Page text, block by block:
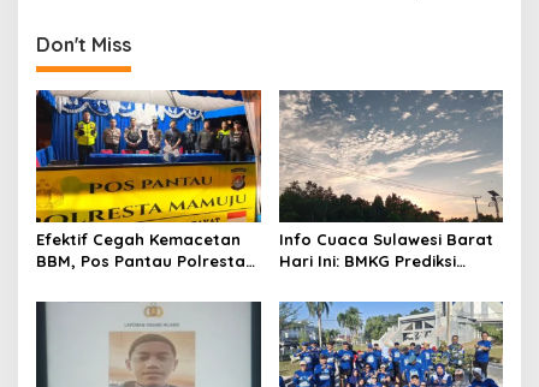
t
n
a
v
i
g
a
t
i
o
n
Don't Miss
Efektif Cegah Kemacetan
BBM, Pos Pantau Polresta
SPBU Kali Mamuju
Info Cuaca Sulawesi Barat
Hari Ini: BMKG Prediksi